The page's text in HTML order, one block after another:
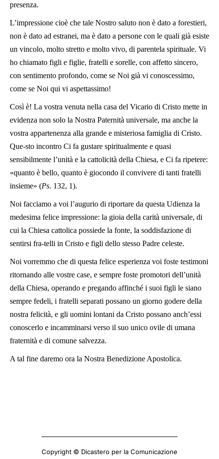
presenza.
L’impressione cioè che tale Nostro saluto non è dato a forestieri,
non è dato ad estranei, ma è dato a persone con le quali già esiste
un vincolo, molto stretto e molto vivo, di parentela spirituale. Vi
ho chiamato figli e figlie, fratelli e sorelle, con affetto sincero,
con sentimento profondo, come se Noi già vi conoscessimo,
come se Noi qui vi aspettassimo!
Così è! La vostra venuta nella casa del Vicario di Cristo mette in
evidenza non solo la Nostra Paternità universale, ma anche la
vostra appartenenza alla grande e misteriosa famiglia di Cristo.
Que-sto incontro Ci fa gustare spiritualmente e quasi
sensibilmente l’unità e la cattolicità della Chiesa, e Ci fa ripetere:
«quanto è bello, quanto è giocondo il convivere di tanti fratelli
insieme» (Ps. 132, 1).
Noi facciamo a voi l’augurio di riportare da questa Udienza la
medesima felice impressione: la gioia della carità universale, di
cui la Chiesa cattolica possiede la fonte, la soddisfazione di
sentirsi fra-telli in Cristo e figli dello stesso Padre celeste.
Noi vorremmo che di questa felice esperienza voi foste testimoni
ritornando alle vostre case, e sempre foste promotori dell’unità
della Chiesa, operando e pregando affinché i suoi figli le siano
sempre fedeli, i fratelli separati possano un giorno godere della
nostra felicità, e gli uomini lontani da Cristo possano anch’essi
conoscerlo e incamminarsi verso il suo unico ovile di umana
fraternità e di comune salvezza.
A tal fine daremo ora la Nostra Benedizione Apostolica.
Copyright © Dicastero per la Comunicazione